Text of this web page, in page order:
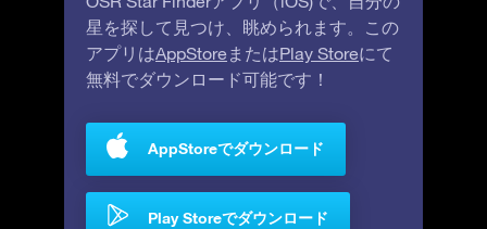
星を探して見つけ、眺められます。この
アプリはAppStore またはPlay Storeにて
無料でダウンロード可能です！
AppStoreでダウンロード
Play Storeでダウンロード